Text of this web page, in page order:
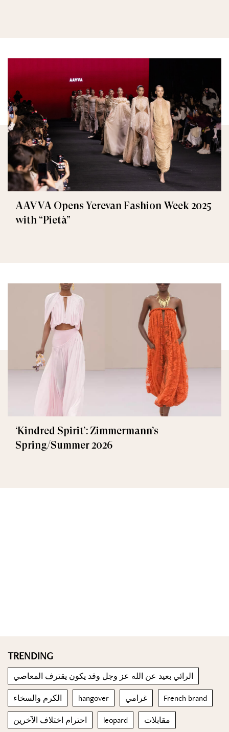
AAVVA Opens Yerevan Fashion Week 2025
with “Pietà”
‘Kindred Spirit’: Zimmermann’s
Spring/Summer 2026
TRENDING
الرائي بعيد عن الله عز وجل وقد يكون يقترف المعاصي
الكرم والسخاء hangover غرامي French brand
احترام اختلاف الآخرين leopard مقابلات